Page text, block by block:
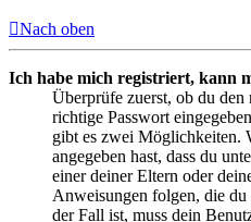
Nach oben
Ich habe mich registriert, kann
Überprüfe zuerst, ob du
richtige Passwort
gibt es zwei Möglichkeiten.
angegeben hast, dass du
einer deiner Eltern oder
Anweisungen folgen, die du
der Fall ist, muss dein